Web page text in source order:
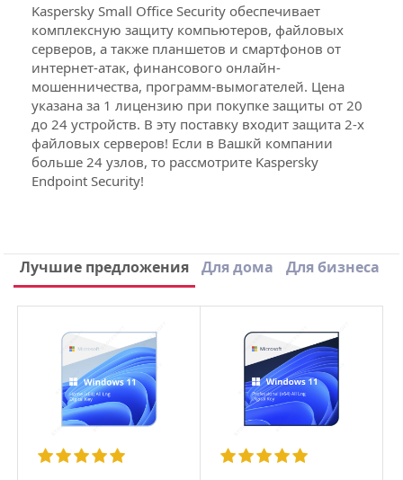
Kaspersky Small Office Security обеспечивает
комплексную защиту компьютеров, файловых
серверов, а также планшетов и смартфонов от
интернет-атак, финансового онлайн-
мошенничества, программ-вымогателей. Цена
указана за 1 лицензию при покупке защиты от 20
до 24 устройств. В эту поставку входит защита 2-х
файловых серверов! Если в Вашкй компании
больше 24 узлов, то рассмотрите Kaspersky
Endpoint Security!
Вид лицензии
Подписка
Назначение
Бизнес
Срок лицензии
Написать отзыв
×
Email
Заголовок
Лучшие предложения Для дома Для бизнеса